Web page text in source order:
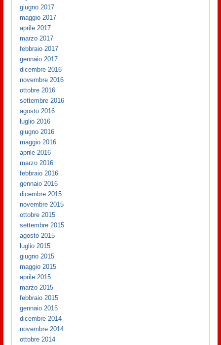
giugno 2017
maggio 2017
aprile 2017
marzo 2017
febbraio 2017
gennaio 2017
dicembre 2016
novembre 2016
ottobre 2016
settembre 2016
agosto 2016
luglio 2016
giugno 2016
maggio 2016
aprile 2016
marzo 2016
febbraio 2016
gennaio 2016
dicembre 2015
novembre 2015
ottobre 2015
settembre 2015
agosto 2015
luglio 2015
giugno 2015
maggio 2015
aprile 2015
marzo 2015
febbraio 2015
gennaio 2015
dicembre 2014
novembre 2014
ottobre 2014